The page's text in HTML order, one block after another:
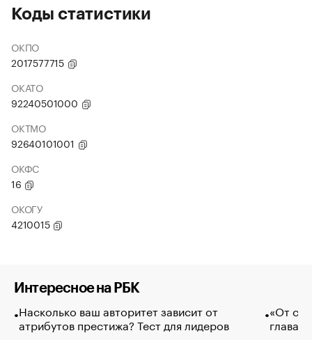
Коды статистики
ОКПО
2017577715
ОКАТО
92240501000
ОКТМО
92640101001
ОКФС
16
ОКОГУ
4210015
Интересное на РБК
Насколько ваш авторитет зависит от
атрибутов престижа? Тест для лидеров
«От
глава